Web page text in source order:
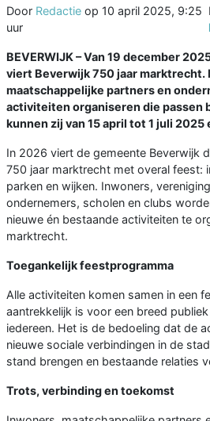
Door Redactie op 10 april 2025, 9:25
uur
BEVERWIJK – Van 19 december
viert Beverwijk 750 jaar marktrecht.
maatschappelijke partners en
activiteiten organiseren die passen
kunnen zij van 15 april tot 1 juli
In 2026 viert de gemeente Beverwijk
750 jaar marktrecht met overal feest:
parken en wijken. Inwoners,
ondernemers, scholen en clubs
nieuwe én bestaande activiteiten te
marktrecht.
Toegankelijk feestprogramma
Alle activiteiten komen samen in een
aantrekkelijk is voor een breed
iedereen. Het is de bedoeling dat de
nieuwe sociale verbindingen in de
stand brengen en bestaande relaties
Trots, verbinding en toekomst